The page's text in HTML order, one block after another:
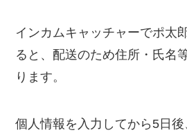
インカムキャッチャーでポ太
ると、配送のため住所・氏名
ります。
個人情報を入力してから5日